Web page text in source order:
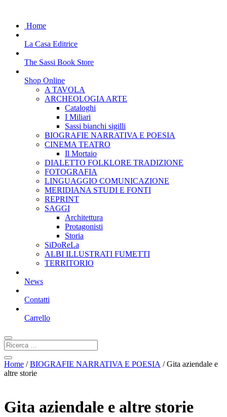
Home
La Casa Editrice
The Sassi Book Store
Shop Online
A TAVOLA
ARCHEOLOGIA ARTE
Cataloghi
I Miliari
Sassi bianchi sigilli
BIOGRAFIE NARRATIVA E POESIA
CINEMA TEATRO
Il Mortaio
DIALETTO FOLKLORE TRADIZIONE
FOTOGRAFIA
LINGUAGGIO COMUNICAZIONE
MERIDIANA STUDI E FONTI
REPRINT
SAGGI
Architettura
Protagonisti
Storia
SiDoReLa
ALBI ILLUSTRATI FUMETTI
TERRITORIO
News
Contatti
Carrello
Home /BIOGRAFIE NARRATIVA E POESIA / Gita aziendale e
altre storie
Gita aziendale e altre storie